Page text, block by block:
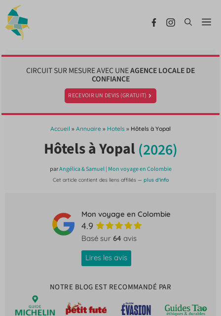
au
contenu
CIRCUIT SUR MESURE AVEC UNEAGENCE LOCALE DE
CONFIANCE
RECEVOIR UN DEVIS (GRATUIT)
Accueil » Annuaire » Hotels » Hôtels à Yopal
Hôtels à Yopal (2026)
parAngélica & Samuel | Mon voyage en Colombie
Cet article contient des liens affiliés — plus d'info
Mon voyage en Colombie
4.9
Basé sur 64 avis
Lires les avis
NOTRE BLOG EST RECOMMANDÉ PAR